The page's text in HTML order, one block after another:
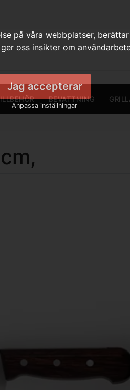
BEVATTNING
på våra webbplatser,
oss insikter om
Jag accepterar
Anpassa inställningar